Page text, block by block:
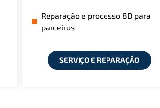
Reparação e processo 8D para
parceiros
SERVIÇO E REPARAÇÃO